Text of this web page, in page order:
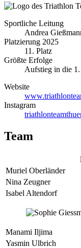
Sportliche Leitung
Andrea
Platzierung 2025
11. Platz
Größte Erfolge
Aufstieg in die
Website
Instagram
Team
Muriel Oberländer
Nina Zeugner
Isabel Altendorf
Manami Iljima
Yasmin Ulbrich